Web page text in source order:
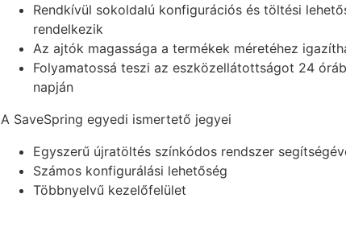
Rendkívül sokoldalú konfigurációs és töltési
rendelkezik
Az ajtók magassága a termékek méretéhez
Folyamatossá teszi az eszközellátottságot 24
napján
A SaveSpring egyedi ismertető jegyei
Egyszerű újratöltés színkódos rendszer
Számos konfigurálási lehetőség
Többnyelvű kezelőfelület